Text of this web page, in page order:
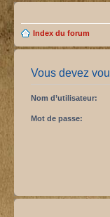
Index du forum
Vous devez
Nom d’utilisateur:
Mot de passe: